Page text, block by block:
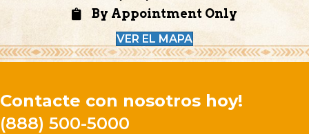
By Appointment Only
VER EL MAPA
Contacte con nosotros hoy!
(888) 500-5000